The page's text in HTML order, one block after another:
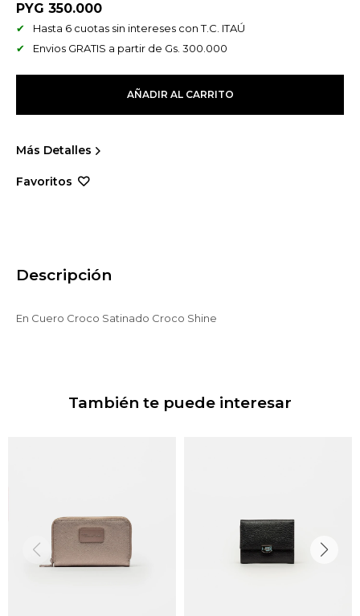
PYG 350.000
Hasta 6 cuotas sin intereses con T.C. ITAÚ
Envios GRATIS a partir de Gs. 300.000
AÑADIR AL CARRITO
Más Detalles
Descripción
En Cuero Croco Satinado Croco Shine
También te puede interesar